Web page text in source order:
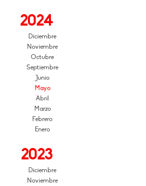
2024
Diciembre
Noviembre
Octubre
Septiembre
Junio
Mayo
Abril
Marzo
Febrero
Enero
2023
Diciembre
Noviembre